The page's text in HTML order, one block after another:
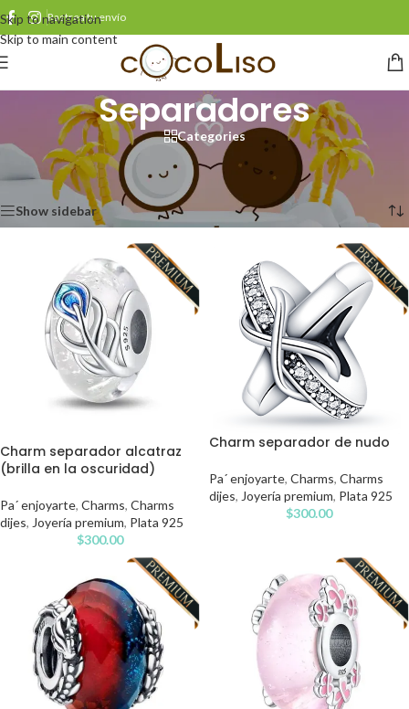
Skip to navigation
Skip to main content
Rastrea tu envío
Separadores
Categories
Inicio
Productos etiquetados “Separadores”
Mostrando todos los 6 resultados
Show sidebar
Charm separador alcatraz
(brilla en la oscuridad)
Pa´ enjoyarte, Charms, Charms
dijes, Joyería premium, Plata 925
$300.00
Charm separador de nudo
Pa´ enjoyarte, Charms, Charms
dijes, Joyería premium, Plata 925
$300.00